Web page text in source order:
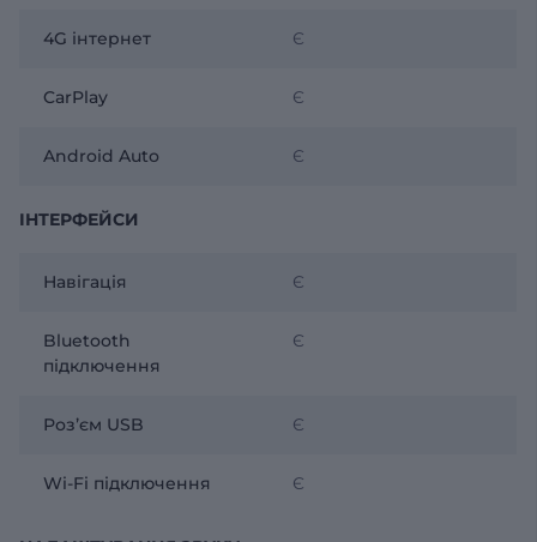
4G інтернет Є
CarPlay Є
Android Auto Є
ІНТЕРФЕЙСИ
Навігація Є
Bluetooth
підключення
Є
Розʼєм USB Є
Wi-Fi підключення Є